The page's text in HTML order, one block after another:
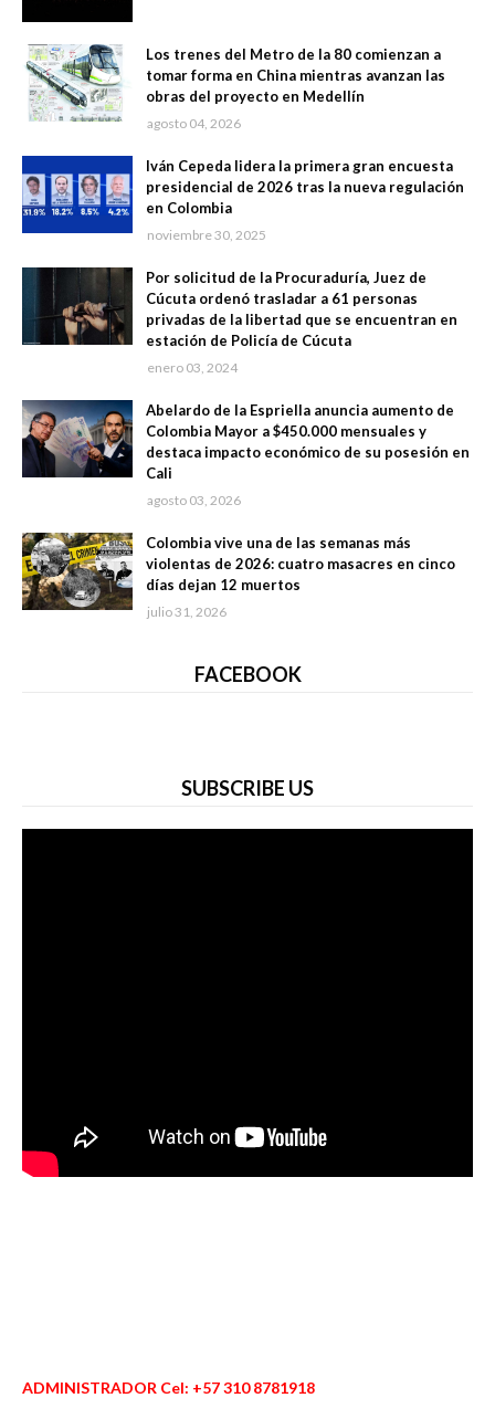
Los trenes del Metro de la 80 comienzan a
tomar forma en China mientras avanzan las
obras del proyecto en Medellín
agosto 04, 2026
Iván Cepeda lidera la primera gran encuesta
presidencial de 2026 tras la nueva regulación
en Colombia
noviembre 30, 2025
Por solicitud de la Procuraduría, Juez de
Cúcuta ordenó trasladar a 61 personas
privadas de la libertad que se encuentran en
estación de Policía de Cúcuta
enero 03, 2024
Abelardo de la Espriella anuncia aumento de
Colombia Mayor a $450.000 mensuales y
destaca impacto económico de su posesión en
Cali
agosto 03, 2026
Colombia vive una de las semanas más
violentas de 2026: cuatro masacres en cinco
días dejan 12 muertos
julio 31, 2026
FACEBOOK
SUBSCRIBE US
ADMINISTRADOR Cel: +57 310 8781918